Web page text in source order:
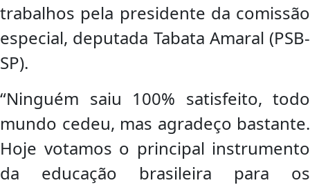
trabalhos pela presidente da comissão
especial, deputada Tabata Amaral (PSB-
SP).
“Ninguém saiu 100% satisfeito, todo
mundo cedeu, mas agradeço bastante.
Hoje votamos o principal instrumento
da educação brasileira para os